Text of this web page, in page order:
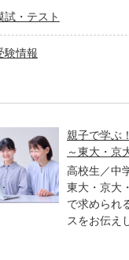
試・テスト
験情報
親子で学ぶ
～東大・京
高校生／中
東大・京大
で求められ
スをお伝え